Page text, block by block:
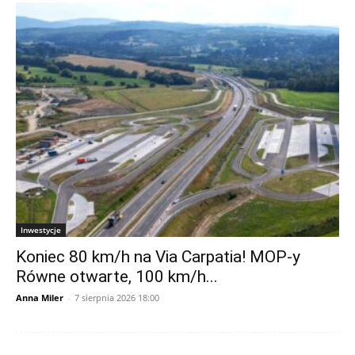
Inwestycje
Koniec 80 km/h na Via Carpatia! MOP-y
Równe otwarte, 100 km/h...
Anna Miler - 7 sierpnia 2026 18:00